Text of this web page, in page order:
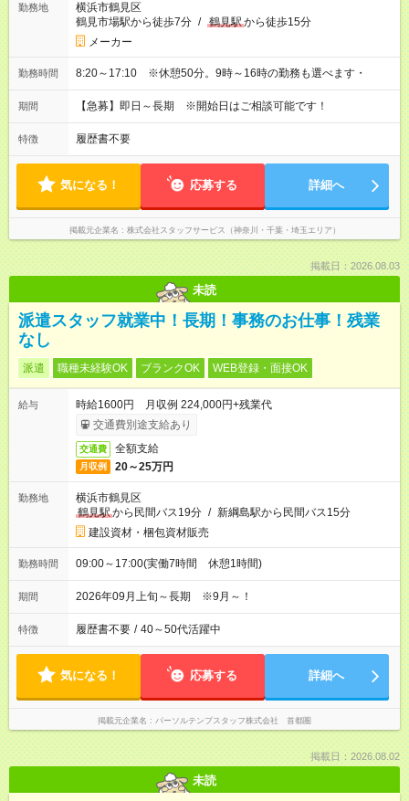
勤務地
横浜市鶴見区
鶴見市場駅から徒歩7分 / 鶴見駅から徒歩15分
メーカー
勤務時間 8:20～17:10 ※休憩50分。9時～16時の勤務も選べます・
期間 【急募】即日～長期 ※開始日はご相談可能です！
特徴 履歴書不要
気になる！ 応募する 詳細へ
掲載元企業名 株式会社スタッフサービス（神奈川・千葉・埼玉エリア）
掲載日：2026.08.03
未読
派遣スタッフ就業中！長期！事務のお仕事！残業
なし
派遣 職種未経験OK ブランクOK WEB登録・面接OK
給与
時給1600円 月収例 224,000円+残業代
交通費別途支給あり
交通費 全額支給
月収例 20～25万円
勤務地
横浜市鶴見区
鶴見駅から民間バス19分 / 新綱島駅から民間バス15分
建設資材・梱包資材販売
勤務時間 09:00～17:00(実働7時間 休憩1時間)
期間 2026年09月上旬～長期 ※9月～！
特徴 履歴書不要 / 40～50代活躍中
気になる！ 応募する 詳細へ
掲載元企業名 パーソルテンプスタッフ株式会社 首都圏
掲載日：2026.08.02
未読